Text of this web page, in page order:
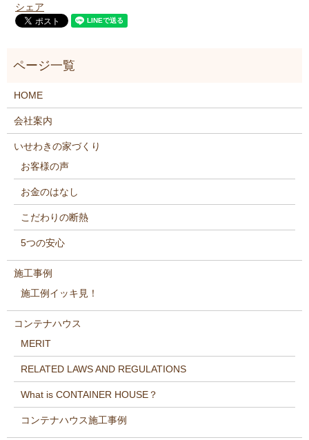
シェア
HOME
会社案内
いせわきの家づくり
お客様の声
お金のはなし
こだわりの断熱
5つの安心
施工事例
施工例イッキ見！
コンテナハウス
MERIT
RELATED LAWS AND REGULATIONS
What is CONTAINER HOUSE？
コンテナハウス施工事例